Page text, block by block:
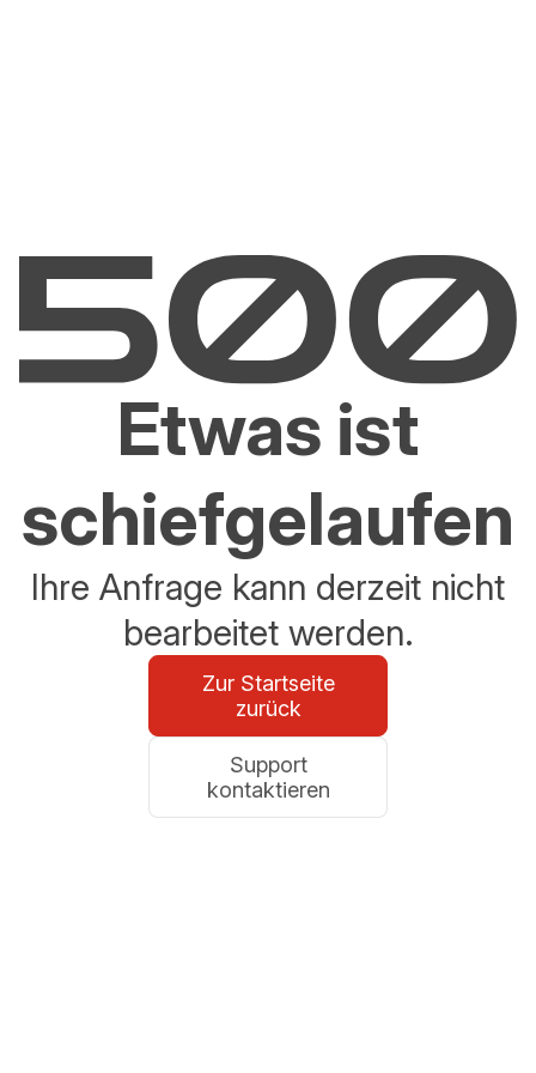
Etwas ist
schiefgelaufen
Ihre Anfrage kann derzeit nicht
bearbeitet werden.
Zur Startseite
zurück
Support
kontaktieren